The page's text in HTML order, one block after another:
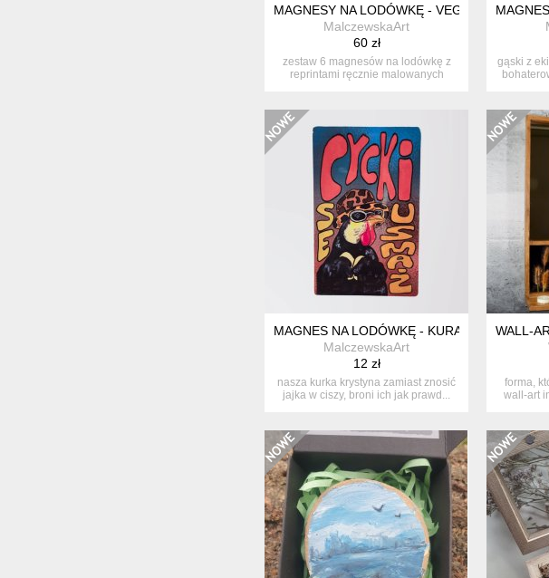
MAGNESY NA LODÓWKĘ - VEGAN
MalczewskaArt
60 zł
zestaw 6 magnesów na lodówkę z
reprintami ręcznie malowanych
gąski z
MAGNES NA LODÓWKĘ - KURA - CYCKI SE
MalczewskaArt
12 zł
nasza kurka krystyna zamiast znosić
jajka w ciszy, broni ich jak prawd...
WALL-
forma,
wall-art